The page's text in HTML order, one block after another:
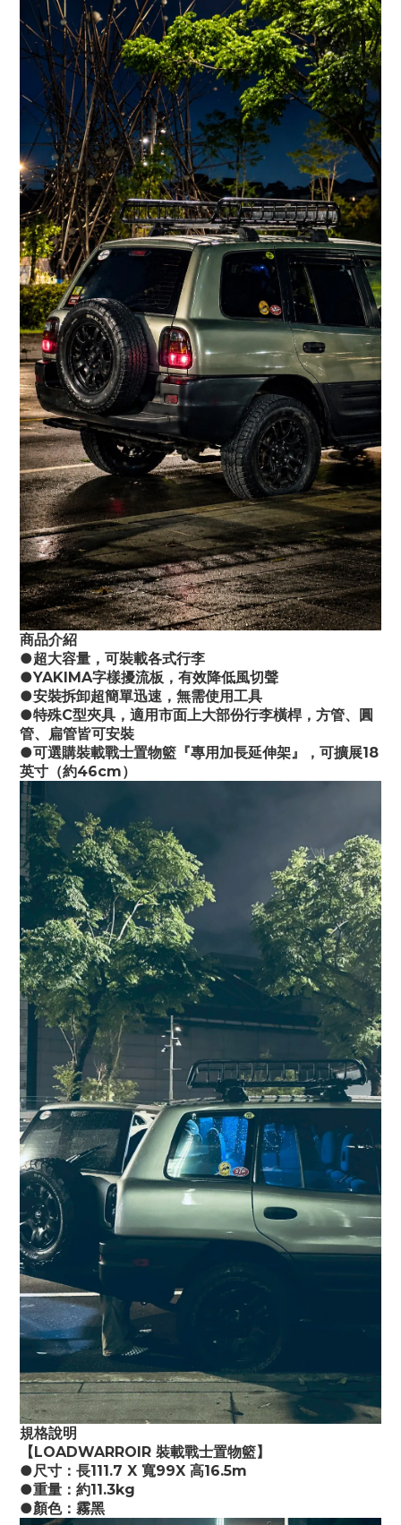
商品介紹
●超大容量，可裝載各式行李
●YAKIMA字樣擾流板，有效降低風切聲
●安裝拆卸超簡單迅速，無需使用工具
●特殊C型夾具，適用市面上大部份行李橫桿，方管、圓
管、扁管皆可安裝
●可選購裝載戰士置物籃『專用加長延伸架』，可擴展18
英寸（約46cm）
規格說明
【LOADWARROIR 裝載戰士置物籃】
●尺寸：長111.7 X 寬99X 高16.5m
●重量：約11.3kg
●顏色：霧黑